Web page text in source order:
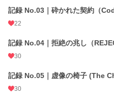
お気に入り 17
初回公開日時
記録 No.03｜砕かれた契約（
22
記録 No.04｜拒絶の兆し（
30
記録 No.05｜虚像の椅子 (The
30